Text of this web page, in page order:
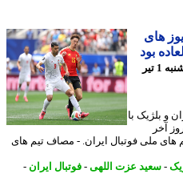
بود
49 روز پیش - دوشنبه 1 تیر
و بلژیک با
ملی فوتبال ایران. - مصاف تیم های
سعید عزت اللهی-فوتبال ایران -